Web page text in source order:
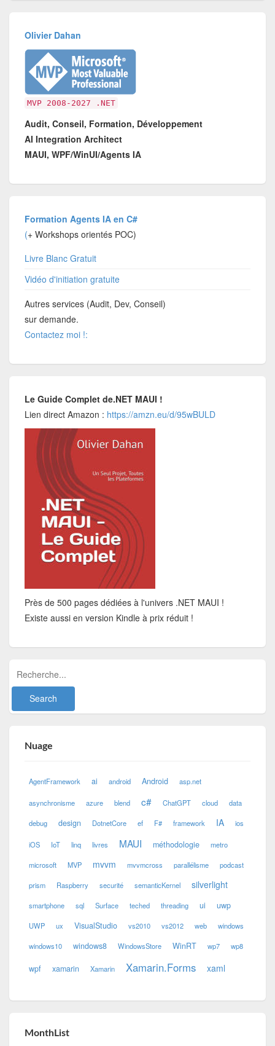
Olivier Dahan
MVP 2008-2027 .NET
Audit, Conseil, Formation, Développement
AI Integration Architect
MAUI, WPF/WinUI/Agents IA
Formation Agents IA en C#
(+ Workshops orientés POC)
Livre Blanc Gratuit
Vidéo d'initiation gratuite
Autres services (Audit, Dev, Conseil)
sur demande.
Contactez moi !:
Le Guide Complet de.NET MAUI !
Lien direct Amazon : https://amzn.eu/d/95wBULD
Près de 500 pages dédiées à l'univers .NET MAUI !
Existe aussi en version Kindle à prix réduit !
Nuage
AgentFramework ai android Android asp.net
asynchronisme azure blend c# ChatGPT cloud data
debug design DotnetCore ef F# framework IA ios
iOS IoT linq livres MAUI méthodologie metro
microsoft MVP mvvm mvvmcross parallélisme podcast
prism Raspberry securité semanticKernel silverlight
smartphone sql Surface teched threading ui uwp
UWP ux VisualStudio vs2010 vs2012 web windows
windows10 windows8 WindowsStore WinRT wp7 wp8
wpf xamarin Xamarin Xamarin.Forms xaml
MonthList